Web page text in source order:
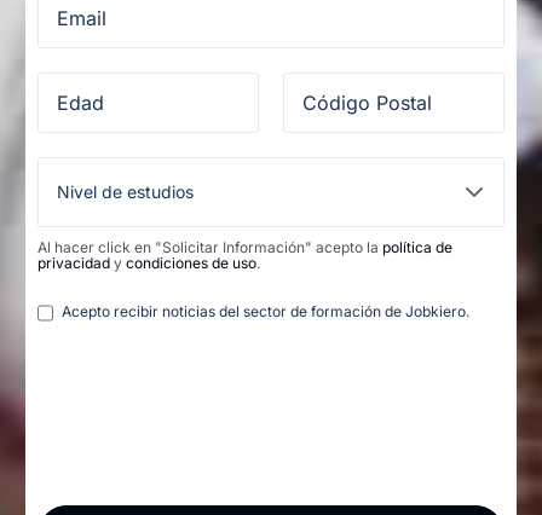
Al hacer click en "Solicitar Información" acepto la política de
privacidad y condiciones de uso.
Acepto recibir noticias del sector de formación de Jobkiero.